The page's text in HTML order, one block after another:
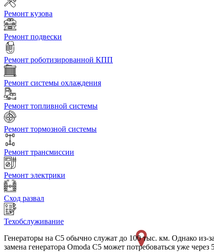
Ремонт кузова
Ремонт подвески
Ремонт роботизированной КПП
Ремонт системы охлаждения
Ремонт топливной системы
Ремонт тормозной системы
Ремонт трансмиссии
Ремонт электрики
Сход развал
Техобслуживание
Генераторы на C5 обычно служат до 100 тыс. км. Однако из-
замена генератора Omoda C5 может потребоваться уже